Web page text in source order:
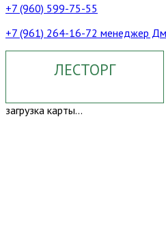
+7 (960) 599-75-55
+7 (961) 264-16-72 менеджер
ЛЕСТОРГ
загрузка карты...